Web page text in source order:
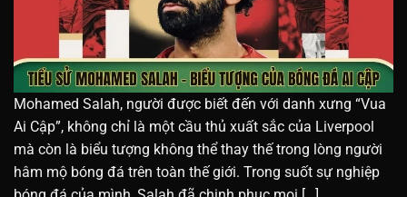
Mohamed Salah, người được biết đến với danh xưng “Vua
Ai Cập”, không chỉ là một cầu thủ xuất sắc của Liverpool
mà còn là biểu tượng không thể thay thế trong lòng người
hâm mộ bóng đá trên toàn thế giới. Trong suốt sự nghiệp